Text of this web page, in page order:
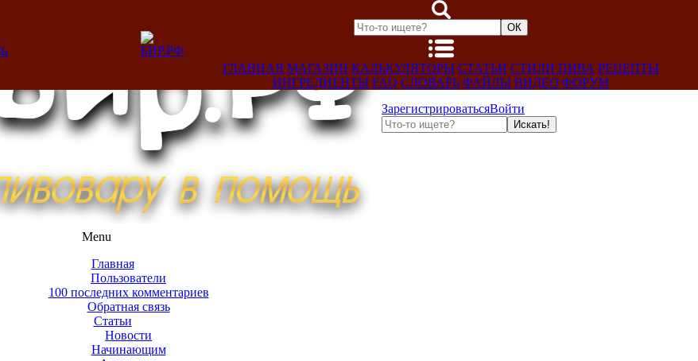
ЗарегистрироватьсяВойти
Menu
Главная
Пользователи
100 последних комментариев
Обратная связь
Статьи
Новости
Начинающим
ГЛАВНАЯ МАГАЗИН КАЛЬКУЛЯТОРЫ СТАТЬИ СТИЛИ ПИВА РЕЦЕПТЫ
ИНГРЕДИЕНТЫ FAQ СЛОВАРЬ ФАЙЛЫ ВИДЕО ФОРУМ